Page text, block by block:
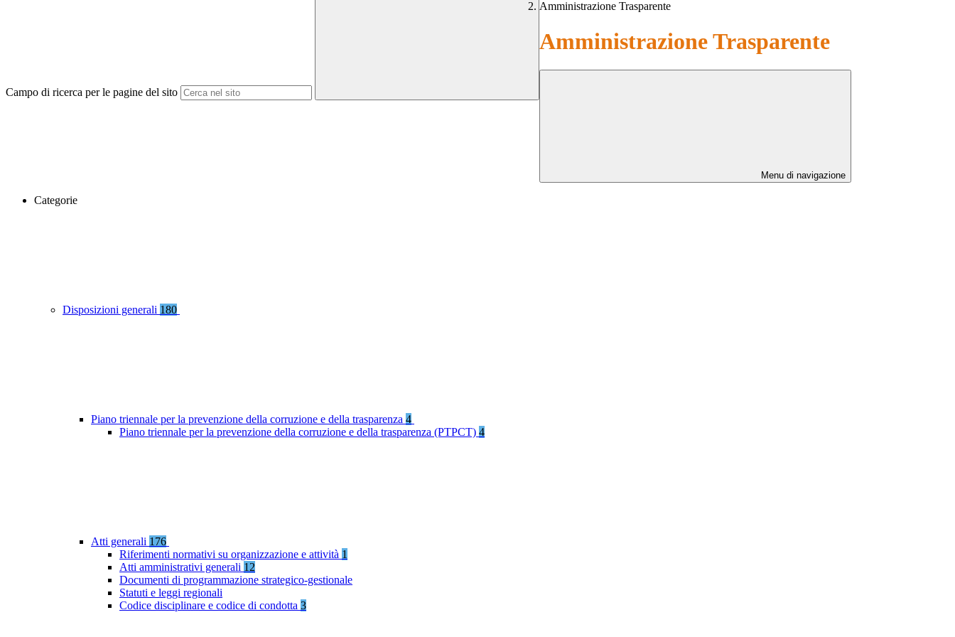
Campo di ricerca per le pagine del sito
Amministrazione Trasparente
Amministrazione Trasparente
Menu di navigazione
Categorie
Disposizioni generali 180
Piano triennale per la prevenzione della corruzione e della trasparenza 4
Piano triennale per la prevenzione della corruzione e della trasparenza (PTPCT) 4
Atti generali 176
Riferimenti normativi su organizzazione e attività 1
Atti amministrativi generali 12
Documenti di programmazione strategico-gestionale
Statuti e leggi regionali
Codice disciplinare e codice di condotta 3